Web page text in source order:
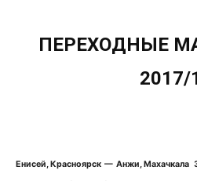
ПЕРЕХОДНЫЕ
2017/
Енисей, Красноярск — Анжи, Махачкала